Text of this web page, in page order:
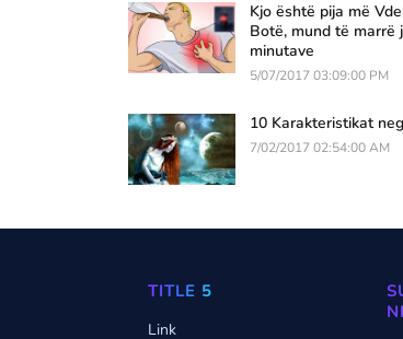
Kjo është pija më
Botë, mund të marrë
minutave
5/07/2017 03:09:00 PM
10 Karakteristikat
7/02/2017 02:54:00 AM
TITLE 5
Link